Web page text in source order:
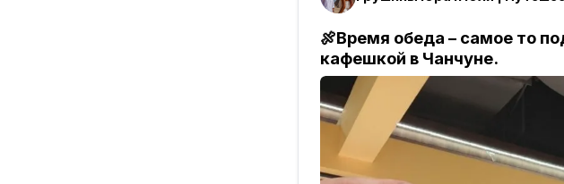
🍖Время обеда – самое то
кафешкой в Чанчуне.